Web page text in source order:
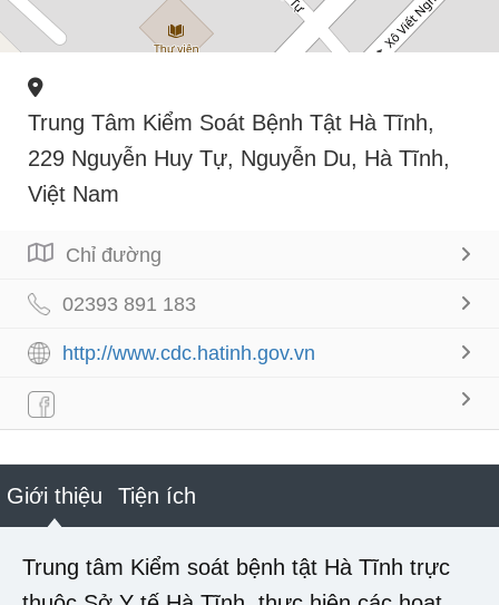
Trung Tâm Kiểm Soát Bệnh Tật Hà Tĩnh,
229 Nguyễn Huy Tự, Nguyễn Du, Hà Tĩnh,
Việt Nam
Chỉ đường
02393 891 183
http://www.cdc.hatinh.gov.vn
Giới thiệu Tiện ích
Trung tâm Kiểm soát bệnh tật Hà Tĩnh trực